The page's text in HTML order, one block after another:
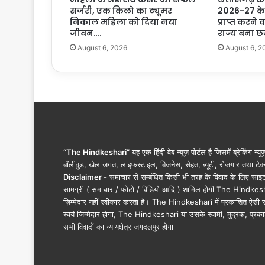
न
कि
या
बै
इ
,
व्ही
ल
चे
य
र
औ
सर्जरी, एक किलो का ट्यूमर
निकाल महिला को दिया नया
जीवन….
August 6, 2026
2026-27 के
प्राप्त करने
राज्य बना
August 6,
“The Hindkeshari”यह एक हिंदी वेब न्यूज़ पोर्टल है जिसमें ब्रेकिंग
बॉलीवुड, खेल जगत, लाइफस्टाइल, बिजनेस, सेहत, ब्यूटी, रोजगार तथा
Disclaimer - समाचार से सम्बंधित किसी भी तरह के विवाद के लिए
सामग्री ( समाचार / फोटो / विडियो आदि ) शामिल होगी The
ज़िम्मेदार नहीं स्वीकार करता है। The Hindkeshari में प्रकाशित ऐसी
स्वयं जिम्मेदार होगा, The Hindkeshari या उसके स्वामी, मुद्रक,
सभी विवादों का न्यायक्षेत्र जगदलपुर होगा